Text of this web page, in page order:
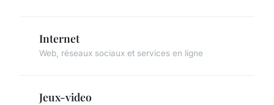
Internet
Web, réseaux sociaux et services en ligne
Jeux-video